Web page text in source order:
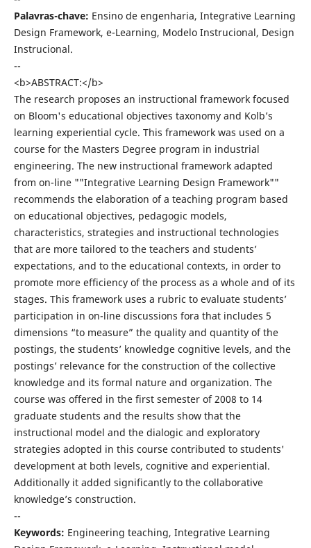
Palavras-chave: Ensino de engenharia, Integrative Learning
Design Framework, e-Learning, Modelo Instrucional, Design
Instrucional.
--
<b>ABSTRACT:</b>
The research proposes an instructional framework focused
on Bloom's educational objectives taxonomy and Kolb’s
learning experiential cycle. This framework was used on a
course for the Masters Degree program in industrial
engineering. The new instructional framework adapted
from on-line ""Integrative Learning Design Framework""
recommends the elaboration of a teaching program based
on educational objectives, pedagogic models,
characteristics, strategies and instructional technologies
that are more tailored to the teachers and students’
expectations, and to the educational contexts, in order to
promote more efficiency of the process as a whole and of its
stages. This framework uses a rubric to evaluate students’
participation in on-line discussions fora that includes 5
dimensions “to measure” the quality and quantity of the
postings, the students’ knowledge cognitive levels, and the
postings’ relevance for the construction of the collective
knowledge and its formal nature and organization. The
course was offered in the first semester of 2008 to 14
graduate students and the results show that the
instructional model and the dialogic and exploratory
strategies adopted in this course contributed to students'
development at both levels, cognitive and experiential.
Additionally it added significantly to the collaborative
knowledge’s construction.
--
Keywords: Engineering teaching, Integrative Learning